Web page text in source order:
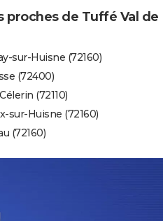
proches de Tuffé Val de
sur-Huisne (72160)
(72400)
(72110)
sur-Huisne (72160)
(72160)